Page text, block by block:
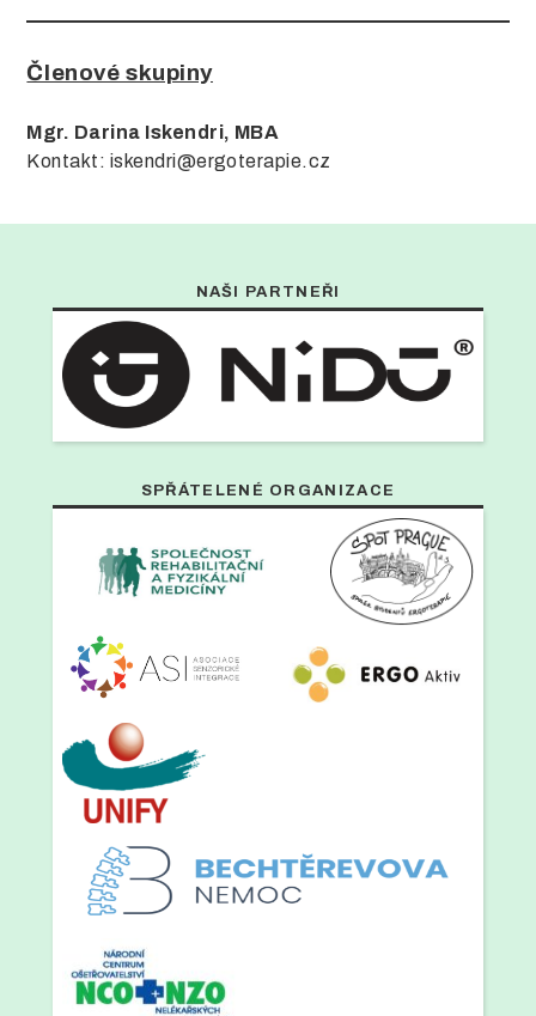
Členové skupiny
Mgr. Darina Iskendri, MBA
Kontakt: iskendri@ergoterapie.cz
NAŠI PARTNEŘI
SPŘÁTELENÉ ORGANIZACE